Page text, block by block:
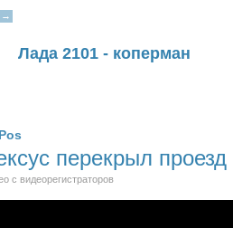
→
Лада 2101 - коперман
перекрыл
с видеорегистраторов